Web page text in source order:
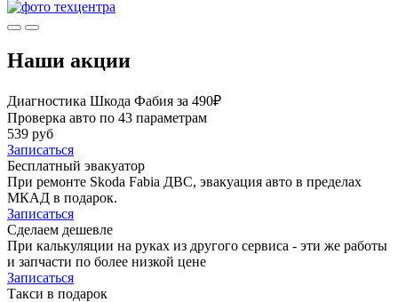
Наши акции
Диагностика Шкода Фабия за 490₽
Проверка авто по 43 параметрам
539 руб
Записаться
Бесплатный эвакуатор
При ремонте Skoda Fabia ДВС, эвакуация авто в пределах
МКАД в подарок.
Записаться
Сделаем дешевле
При калькуляции на руках из другого сервиса - эти же работы
и запчасти по более низкой цене
Записаться
Такси в подарок